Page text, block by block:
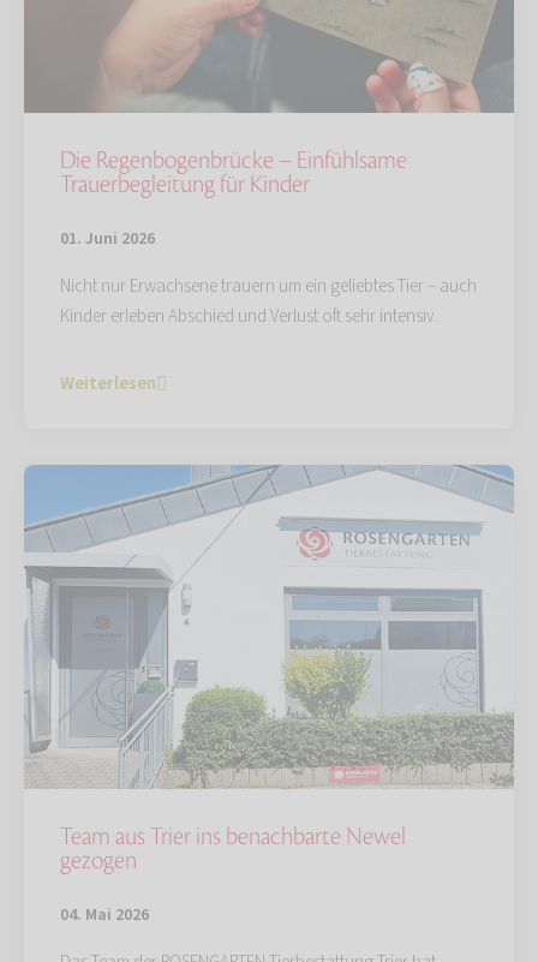
Die Regenbogenbrücke – Einfühlsame
Trauerbegleitung für Kinder
01. Juni 2026
Nicht nur Erwachsene trauern um ein geliebtes Tier – auch
Kinder erleben Abschied und Verlust oft sehr intensiv.
Weiterlesen
Team aus Trier ins benachbarte Newel
gezogen
04. Mai 2026